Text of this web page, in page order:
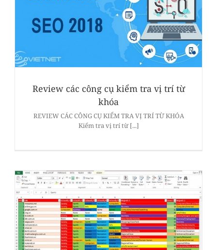
Review các công cụ kiểm tra vị trí từ
khóa
REVIEW CÁC CÔNG CỤ KIỂM TRA VỊ TRÍ TỪ KHÓA
Kiểm tra vị trí từ [...]